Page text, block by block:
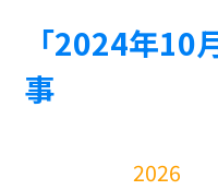
「2024年10
事
2026